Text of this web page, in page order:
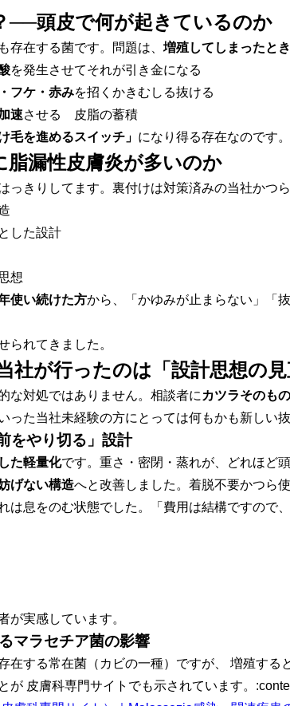
──頭皮で何が起きているのか
存在する菌です。問題は、 増殖してしまったとき
を発生させてそれが引き金になる
フケ・赤みを招くかきむしる抜ける
速させる 皮脂の蓄積
毛を進めるスイッチ」 になり得る存在なのです。
脂漏性皮膚炎が多いのか
っきりしてます。裏付けは対策済みの当社かつ
した設計
想
使い続けた方から、「かゆみが止まらない」「
られてきました。
が行ったのは「設計思想の見
な対処ではありません。相談者に カツラそのも
った当社未経験の方にとっては何もかも新しい
をやり切る」設計
た軽量化です。重さ・密閉・蒸れが、どれほど
げない構造へと改善しました。着脱不要かつら
は息をのむ状態でした。「費用は結構ですので
が実感しています。
マラセチア菌の影響
在する常在菌（カビの一種）ですが、 増殖する
が 皮膚科専門サイトでも示されています。